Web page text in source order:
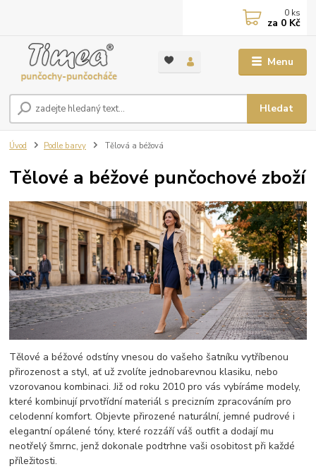
Menu
Hledat
0 ks
za 0 Kč
Úvod Podle barvy Tělová a béžová
Tělové a béžové punčochové zboží
Tělové a béžové odstíny vnesou do vašeho šatníku vytříbenou
přirozenost a styl, ať už zvolíte jednobarevnou klasiku, nebo
vzorovanou kombinaci. Již od roku 2010 pro vás vybíráme modely,
které kombinují prvotřídní materiál s precizním zpracováním pro
celodenní komfort. Objevte přirozené naturální, jemné pudrové i
elegantní opálené tóny, které rozzáří váš outfit a dodají mu
neotřelý šmrnc, jenž dokonale podtrhne vaši osobitost při každé
příležitosti.